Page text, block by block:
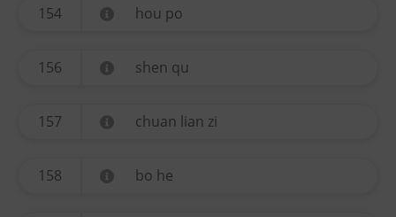
154 hou po
156 shen qu
157 chuan lian zi
158 bo he